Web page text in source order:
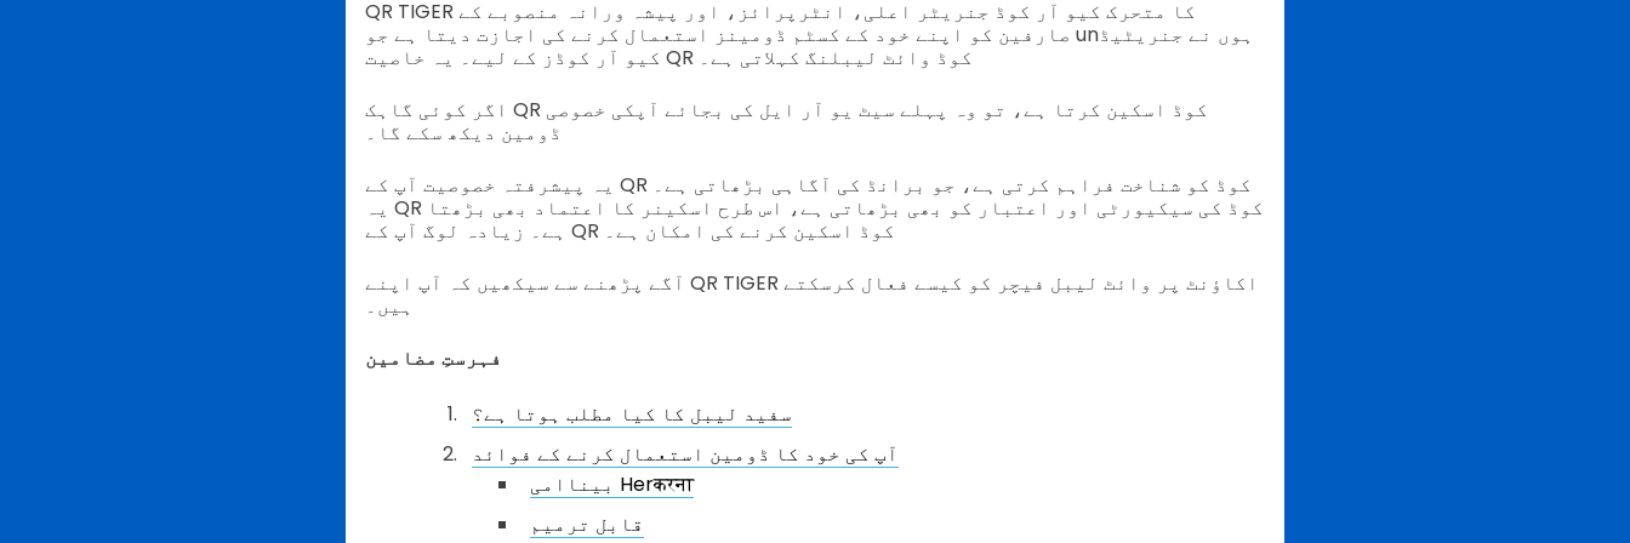
QR TIGER کا متحرک کیو آر کوڈ جنریٹر اعلی، انٹرپرائز، اور پیشہ ورانہ منصوبے کے
صارفین کو اپنے خود کے کسٹم ڈومینز استعمال کرنے کی اجازت دیتا ہے جو unہوں نے جنریٹیڈ
کیو آر کوڈز کے لیے۔ یہ خاصیت QR کوڈ وائٹ لیبلنگ کہلاتی ہے۔
اگر کوئی گاہک QR کوڈ اسکین کرتا ہے، تو وہ پہلے سیٹ یو آر ایل کی بجائے آپکی خصوصی
ڈومین دیکھ سکے گا۔
یہ پیشرفتہ خصوصیت آپ کے QR کوڈ کو شناخت فراہم کرتی ہے، جو برانڈ کی آگاہی بڑھاتی ہے۔
یہ QR کوڈ کی سیکیورٹی اور اعتبار کو بھی بڑھاتی ہے، اس طرح اسکینر کا اعتماد بھی بڑھتا
ہے۔ زیادہ لوگ آپ کے QR کوڈ اسکین کرنے کی امکان ہے۔
آگے پڑھنے سے سیکھیں کہ آپ اپنے QR TIGER اکاؤنٹ پر وائٹ لیبل فیچر کو کیسے فعال کرسکتے
ہیں۔
فہرستِ مضامین
سفید لیبل کا کیا مطلب ہوتا ہے؟
آپ کی خود کا ڈومین استعمال کرنے کے فوائد
بیناامی Herकरना
قابل ترمیم